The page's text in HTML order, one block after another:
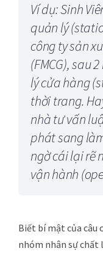
Ví dụ: Sinh
quản lý
công ty sản
(FMCG), sau
lý cửa hàng
thời trang.
nhà tư vấn
phát sang
ngờ cái lại rẽ
vận hành
Biết bí mật của câu
nhóm nhân sự chất